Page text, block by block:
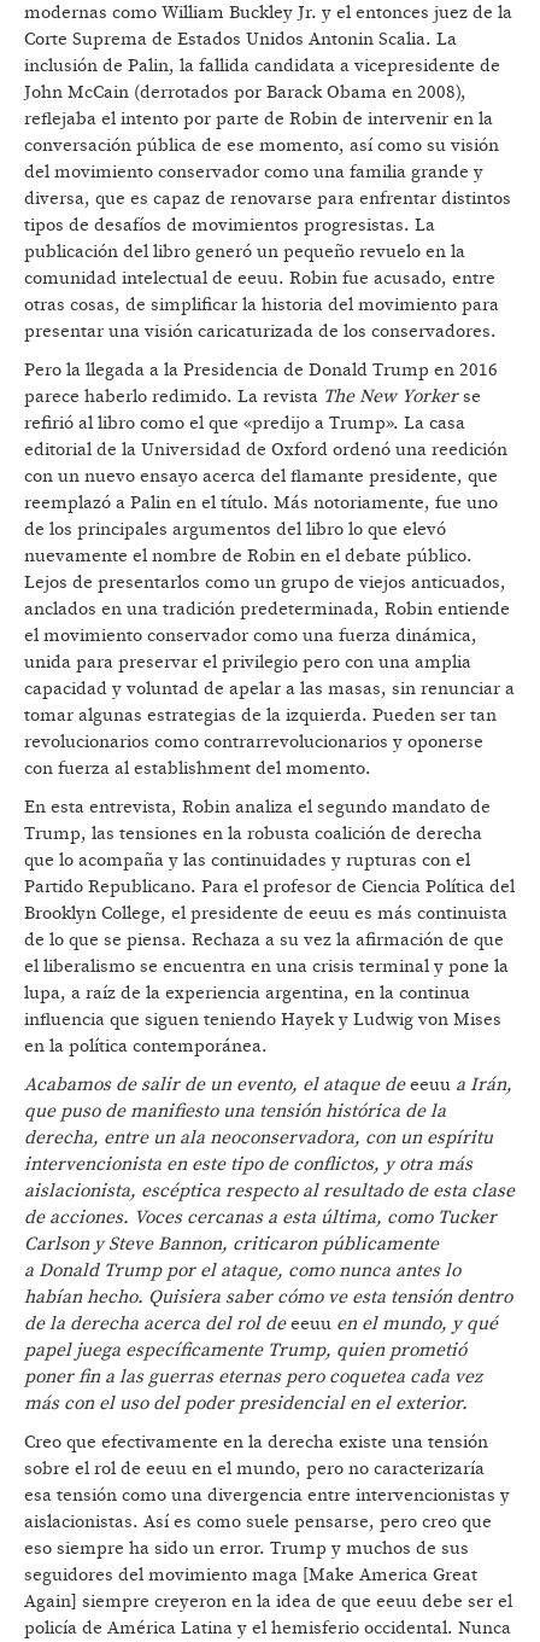
modernas como William Buckley Jr. y el entonces juez de la
Corte Suprema de Estados Unidos Antonin Scalia. La
inclusión de Palin, la fallida candidata a vicepresidente de
John McCain (derrotados por Barack Obama en 2008),
reflejaba el intento por parte de Robin de intervenir en la
conversación pública de ese momento, así como su visión
del movimiento conservador como una familia grande y
diversa, que es capaz de renovarse para enfrentar distintos
tipos de desafíos de movimientos progresistas. La
publicación del libro generó un pequeño revuelo en la
comunidad intelectual de eeuu. Robin fue acusado, entre
otras cosas, de simplificar la historia del movimiento para
presentar una visión caricaturizada de los conservadores.
Pero la llegada a la Presidencia de Donald Trump en 2016
parece haberlo redimido. La revista The New Yorkerse
refirió al libro como el que «predijo a Trump». La casa
editorial de la Universidad de Oxford ordenó una reedición
con un nuevo ensayo acerca del flamante presidente, que
reemplazó a Palin en el título. Más notoriamente, fue uno
de los principales argumentos del libro lo que elevó
nuevamente el nombre de Robin en el debate público.
Lejos de presentarlos como un grupo de viejos anticuados,
anclados en una tradición predeterminada, Robin entiende
el movimiento conservador como una fuerza dinámica,
unida para preservar el privilegio pero con una amplia
capacidad y voluntad de apelar a las masas, sin renunciar a
tomar algunas estrategias de la izquierda. Pueden ser tan
revolucionarios como contrarrevolucionarios y oponerse
con fuerza al establishment del momento.
En esta entrevista, Robin analiza el segundo mandato de
Trump, las tensiones en la robusta coalición de derecha
que lo acompaña y las continuidades y rupturas con el
Partido Republicano. Para el profesor de Ciencia Política del
Brooklyn College, el presidente de eeuu es más continuista
de lo que se piensa. Rechaza a su vez la afirmación de que
el liberalismo se encuentra en una crisis terminal y pone la
lupa, a raíz de la experiencia argentina, en la continua
influencia que siguen teniendo Hayek y Ludwig von Mises
en la política contemporánea.
Acabamos de salir de un evento, el ataque deeeuu a Irán,
que puso de manifiesto una tensión histórica de la
derecha, entre un ala neoconservadora, con un espíritu
intervencionista en este tipo de conflictos, y otra más
aislacionista, escéptica respecto al resultado de esta clase
de acciones. Voces cercanas a esta última, como Tucker
Carlson y Steve Bannon, criticaron públicamente
a Donald Trump por el ataque, como nunca antes lo
habían hecho. Quisiera saber cómo ve esta tensión dentro
de la derecha acerca del rol deeeuu en el mundo, y qué
papel juega específicamente Trump, quien prometió
poner fin a las guerras eternas pero coquetea cada vez
más con el uso del poder presidencial en el exterior.
Creo que efectivamente en la derecha existe una tensión
sobre el rol de eeuu en el mundo, pero no caracterizaría
esa tensión como una divergencia entre intervencionistas y
aislacionistas. Así es como suele pensarse, pero creo que
eso siempre ha sido un error. Trump y muchos de sus
seguidores del movimiento maga [Make America Great
Again] siempre creyeron en la idea de que eeuu debe ser el
policía de América Latina y el hemisferio occidental. Nunca